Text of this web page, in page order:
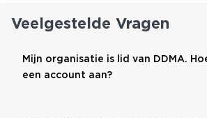
Veelgestelde Vragen
Mijn organisatie is lid van DDMA.
een account aan?